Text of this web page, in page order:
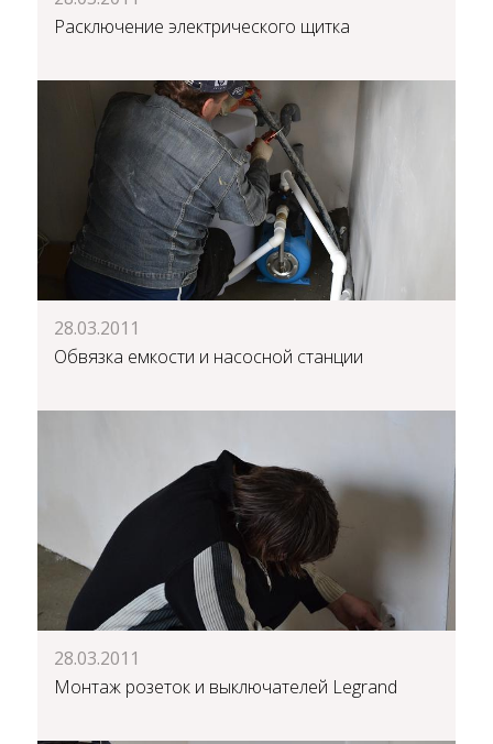
Расключение электрического щитка
28.03.2011
Обвязка емкости и насосной станции
28.03.2011
Монтаж розеток и выключателей Legrand